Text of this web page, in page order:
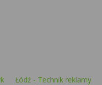
Łódź - Technik reklamy